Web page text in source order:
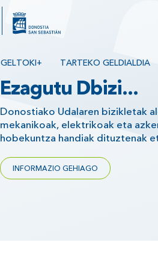
GELTOKI+ TARTEKO GELDIALDIA
Ezagutu Dbizi...
Donostiako Udalaren bizikletak
mekanikoak, elektrikoak eta
hobekuntza handiak dituztenak
INFORMAZIO GEHIAGO